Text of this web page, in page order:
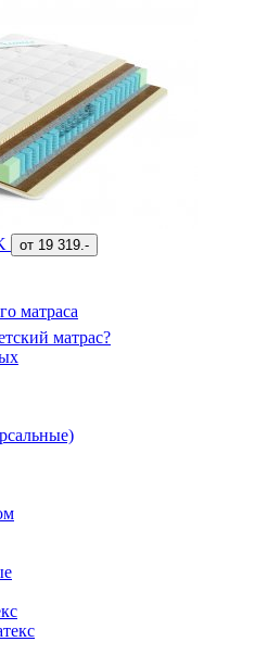
от 19 319.-
матраса
матрас?